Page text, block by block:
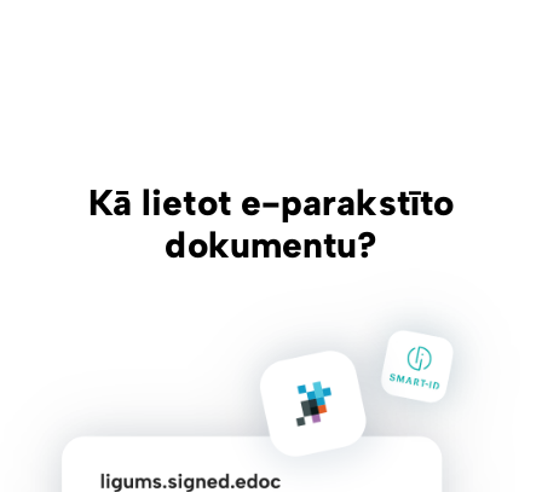
Kā lietot e-parakstīto
dokumentu?